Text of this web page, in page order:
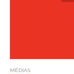
MÉDIAS